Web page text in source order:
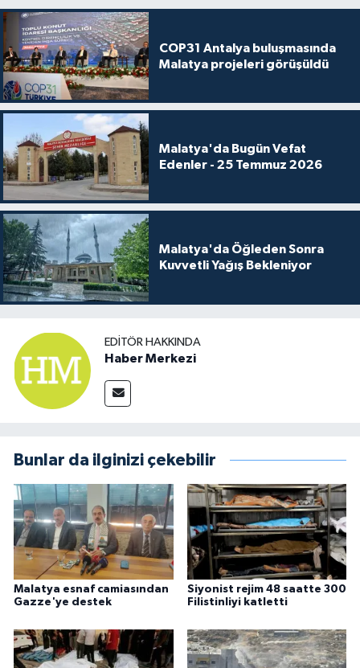
COP31 Antalya buluşmasında
Malatya projeleri görüşüldü
Malatya'da Bugün Vefat
Edenler - 25 Temmuz 2026
Malatya'da Öğleden Sonra
Kuvvetli Yağış Bekleniyor
EDITÖR HAKKINDA
Haber Merkezi
Bunlar da ilginizi çekebilir
Malatya esnaf camiasından
Gazze'ye destek
Siyonist rejim 48 saatte 300
Filistinliyi katletti